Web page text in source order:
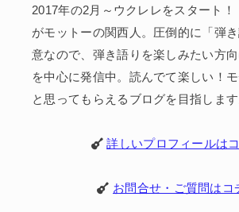
2017年の2月～ウクレレをスタート！
がモットーの関西人。圧倒的に「弾
意なので、弾き語りを楽しみたい方
を中心に発信中。読んでて楽しい！モ
と思ってもらえるブログを目指します
詳しいプロフィールは
お問合せ・ご質問はコ